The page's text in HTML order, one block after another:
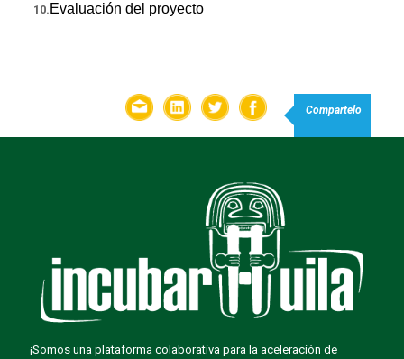
10. Evaluación del proyecto
Compartelo
¡Somos una plataforma colaborativa para la aceleración de